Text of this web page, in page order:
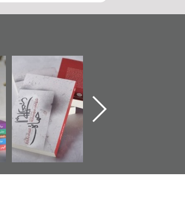
تصنيف موضوعي
للوثائق البريطانية
يقدمه «مركز أوال»
في سلسلة من 5
كتب